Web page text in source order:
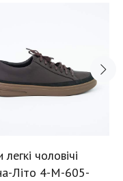
чоловічі
Літо 4-M-605-